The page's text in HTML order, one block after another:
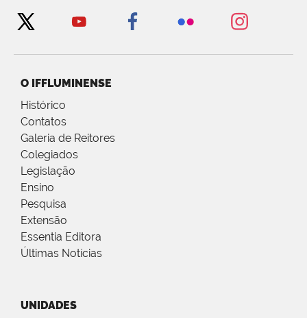
O IFFLUMINENSE
Histórico
Contatos
Galeria de Reitores
Colegiados
Legislação
Ensino
Pesquisa
Extensão
Essentia Editora
Últimas Notícias
UNIDADES